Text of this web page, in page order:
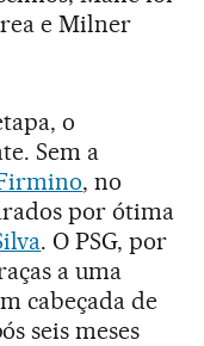
e Milner
o
Sem a
, no
por ótima
. O PSG, por
a uma
cabeçada de
seis meses